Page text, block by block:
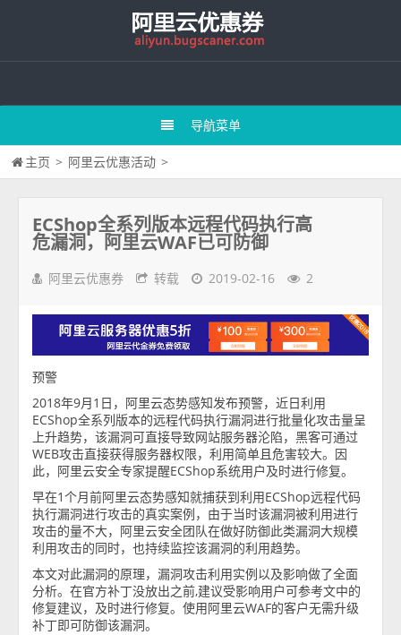
导航菜单
主页 > 阿里云优惠活动 >
ECShop全系列版本远程代码执行高
危漏洞，阿里云WAF已可防御
阿里云优惠券 转载 2019-02-16 2
预警
2018年9月1日，阿里云态势感知发布预警，近日利用
ECShop全系列版本的远程代码执行漏洞进行批量化攻击量呈
上升趋势，该漏洞可直接导致网站服务器沦陷，黑客可通过
WEB攻击直接获得服务器权限，利用简单且危害较大。因
此，阿里云安全专家提醒ECShop系统用户及时进行修复。
早在1个月前阿里云态势感知就捕获到利用ECShop远程代码
执行漏洞进行攻击的真实案例，由于当时该漏洞被利用进行
攻击的量不大，阿里云安全团队在做好防御此类漏洞大规模
利用攻击的同时，也持续监控该漏洞的利用趋势。
本文对此漏洞的原理，漏洞攻击利用实例以及影响做了全面
分析。在官方补丁没放出之前,建议受影响用户可参考文中的
修复建议，及时进行修复。使用阿里云WAF的客户无需升级
补丁即可防御该漏洞。